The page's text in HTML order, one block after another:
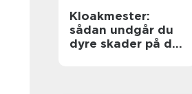
Kloakmester:
sådan undgår du
dyre skader på din